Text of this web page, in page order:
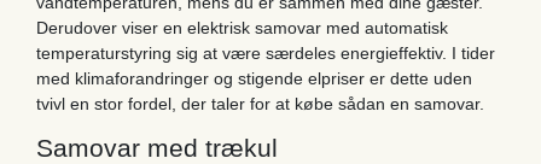
Derudover viser en elektrisk samovar med automatisk
temperaturstyring sig at være særdeles energieffektiv. I tider
med klimaforandringer og stigende elpriser er dette uden
tvivl en stor fordel, der taler for at købe sådan en samovar.
Samovar med trækul